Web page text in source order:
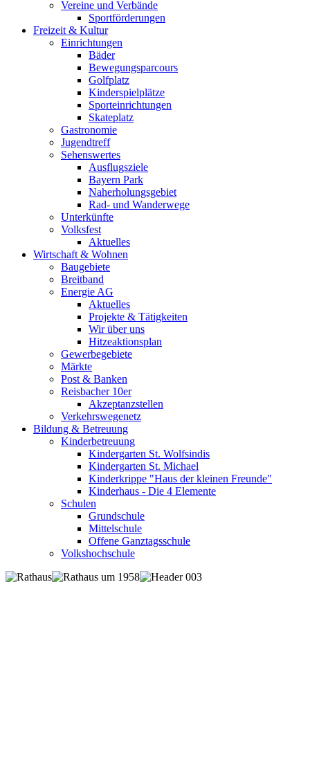
Vereine und Verbände
Sportförderungen
Freizeit & Kultur
Einrichtungen
Bäder
Bewegungsparcours
Golfplatz
Kinderspielplätze
Sporteinrichtungen
Skateplatz
Gastronomie
Jugendtreff
Sehenswertes
Ausflugsziele
Bayern Park
Naherholungsgebiet
Rad- und Wanderwege
Unterkünfte
Volksfest
Aktuelles
Wirtschaft & Wohnen
Baugebiete
Breitband
Energie AG
Aktuelles
Projekte & Tätigkeiten
Wir über uns
Hitzeaktionsplan
Gewerbegebiete
Märkte
Post & Banken
Reisbacher 10er
Akzeptanzstellen
Verkehrswegenetz
Bildung & Betreuung
Kinderbetreuung
Kindergarten St. Wolfsindis
Kindergarten St. Michael
Kinderkrippe "Haus der kleinen Freunde"
Kinderhaus - Die 4 Elemente
Schulen
Grundschule
Mittelschule
Offene Ganztagsschule
Volkshochschule